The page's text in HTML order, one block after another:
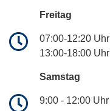
Freitag
07:00-12:20 Uhr
13:00-18:00 Uhr
Samstag
9:00 - 12:00 Uhr